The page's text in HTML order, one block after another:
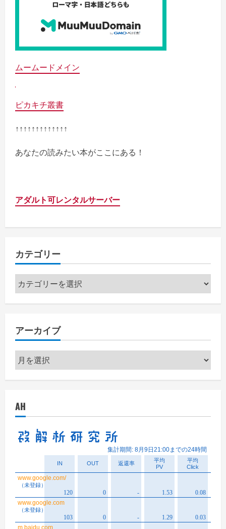
ムームードメイン
ピカキチ叢書
↑↑↑↑↑↑↑↑↑↑↑↑↑
あなたの読みたい本がここにある！
アダルト可レンタルサーバー
カテゴリー
カ
テ
ー
アーカイブ
ア
ー
ブ
AH